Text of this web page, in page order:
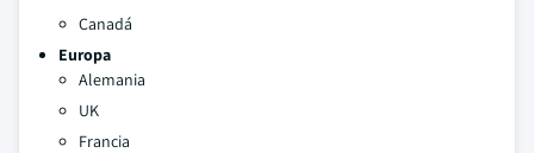
Canadá
Europa
Alemania
UK
Francia